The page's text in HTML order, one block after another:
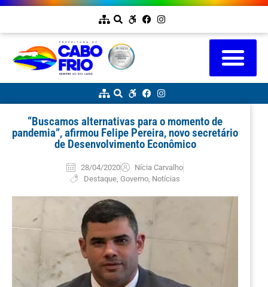
“Buscamos alternativas para o momento de
pandemia”, afirmou Felipe Pereira, novo secretário
de Desenvolvimento Econômico
28/04/2020
Nícia Carvalho
Destaque ,Governo Notícias